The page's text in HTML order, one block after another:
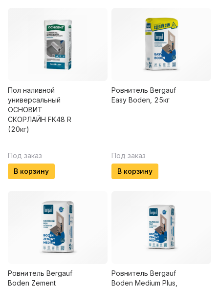
Пол наливной
универсальный
ОСНОВИТ
СКОРЛАЙН FK48 R
(20кг)
Под заказ
В корзину
Ровнитель Bergauf
Easy Boden, 25кг
Под заказ
В корзину
Ровнитель Bergauf
Boden Zement
Ровнитель Bergauf
Boden Medium Plus,